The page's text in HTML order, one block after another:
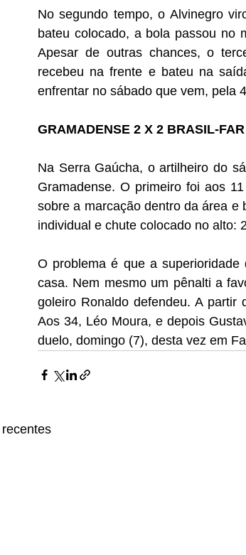
No segundo tempo, o Alvinegro
bateu colocado, a bola passou no
Apesar de outras chances, o
recebeu na frente e bateu na
enfrentar no sábado que vem, pela
GRAMADENSE 2 X 2 BRASIL-FAR
Na Serra Gaúcha, o artilheiro do
Gramadense. O primeiro foi aos
sobre a marcação dentro da área e
individual e chute colocado no alto:
O problema é que a
casa. Nem mesmo um pênalti a
goleiro Ronaldo defendeu. A
Aos 34, Léo Moura, e depois
duelo, domingo (7), desta vez em